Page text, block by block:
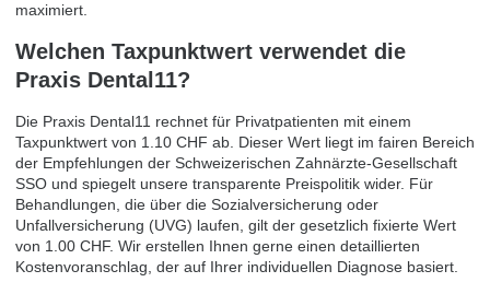
maximiert.
Welchen Taxpunktwert verwendet die
Praxis Dental11?
Die Praxis Dental11 rechnet für Privatpatienten mit einem
Taxpunktwert von 1.10 CHF ab. Dieser Wert liegt im fairen Bereich
der Empfehlungen der Schweizerischen Zahnärzte-Gesellschaft
SSO und spiegelt unsere transparente Preispolitik wider. Für
Behandlungen, die über die Sozialversicherung oder
Unfallversicherung (UVG) laufen, gilt der gesetzlich fixierte Wert
von 1.00 CHF. Wir erstellen Ihnen gerne einen detaillierten
Kostenvoranschlag, der auf Ihrer individuellen Diagnose basiert.